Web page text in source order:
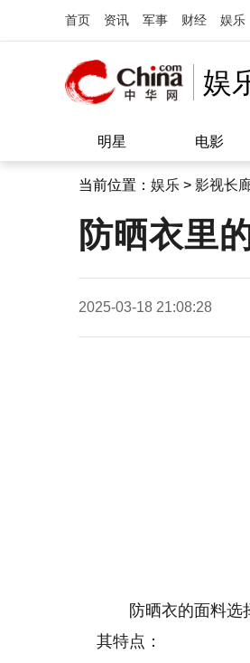
首页 资讯 军事 财经 娱乐
娱
明星 电影
当前位置： 娱乐 > 影视长
防晒衣里
2025-03-18 21:08:28
防晒衣的面料
其特点：